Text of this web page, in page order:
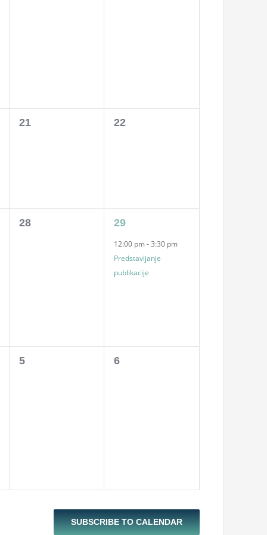
0
21
0
22
0
28
1
event,
29
12:00 pm-3:30 pm
Predstavljanje
publikacije
0
5
0
6
SUBSCRIBE TO CALENDAR